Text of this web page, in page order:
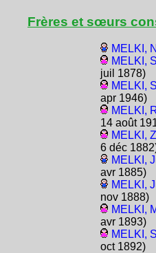
Frères et sœurs
MELKI,
MELKI,
juil 1878)
MELKI,
apr 1946)
MELKI,
14 août
MELKI,
6 déc
MELKI,
avr 1885)
MELKI,
nov 1888)
MELKI,
avr 1893)
MELKI,
oct 1892)